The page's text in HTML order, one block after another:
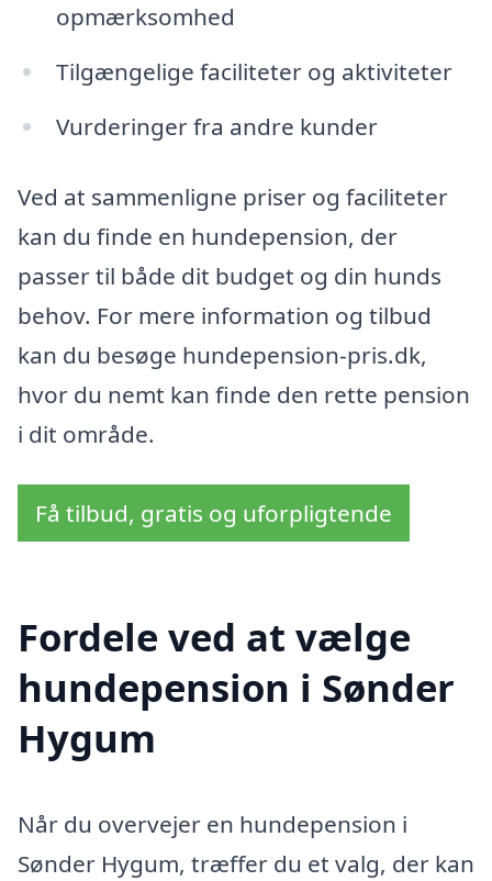
opmærksomhed
Tilgængelige faciliteter og aktiviteter
Vurderinger fra andre kunder
Ved at sammenligne priser og faciliteter
kan du finde en hundepension, der
passer til både dit budget og din hunds
behov. For mere information og tilbud
kan du besøge hundepension-pris.dk,
hvor du nemt kan finde den rette pension
i dit område.
Få tilbud, gratis og uforpligtende
Fordele ved at vælge
hundepension i Sønder
Hygum
Når du overvejer en hundepension i
Sønder Hygum, træffer du et valg, der kan